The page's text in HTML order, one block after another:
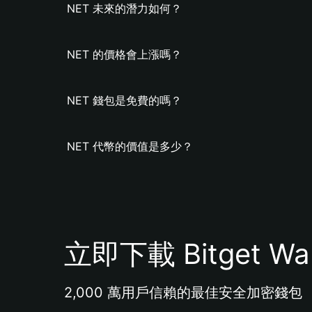
NET 未來的潛力如何？
NET 的價格會上漲嗎？
NET 錢包是免費的嗎？
NET 代幣的價值是多少？
立即下載 Bitget
2,000 萬用戶信賴的最佳安全加密錢包